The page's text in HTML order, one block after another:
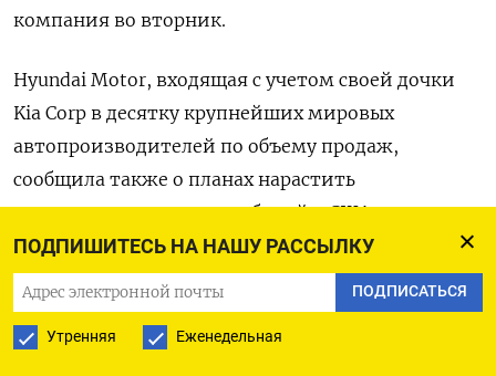
ПОДПИШИТЕСЬ НА НАШУ РАССЫЛКУ
ПОДПИСАТЬСЯ
Утренняя Еженедельная
компания во вторник.
Hyundai Motor, входящая с учетом своей дочки
Kia Corp в десятку крупнейших мировых
автопроизводителей по объему продаж,
сообщила также о планах нарастить
производство электромобилей в США - ее
крупнейшем рынке - с 0,7% до 75% к 2030 году.
Автоконцерн установил целевой показатель
продаж на уровне 2 миллиона электромобилей